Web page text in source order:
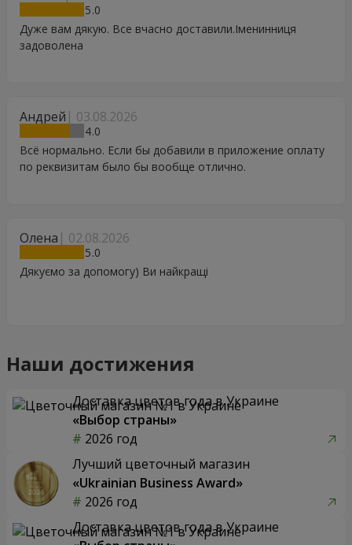
5
Дуже вам дякую. Все вчасно доставили.Іменинниця
задоволена
Андрей 03.08.2026
4
Всё нормально. Если бы добавили в приложение оплату
по реквизитам было бы вообще отлично.
Олена 02.08.2026
5
Дякуємо за допомогу) Ви найкращі
Наши достижения
Доставка цветов года в Украине
«Выбор страны»
2026 год
Лучший цветочный магазин
«Ukrainian Business Award»
2026 год
Доставка цветов года в Украине